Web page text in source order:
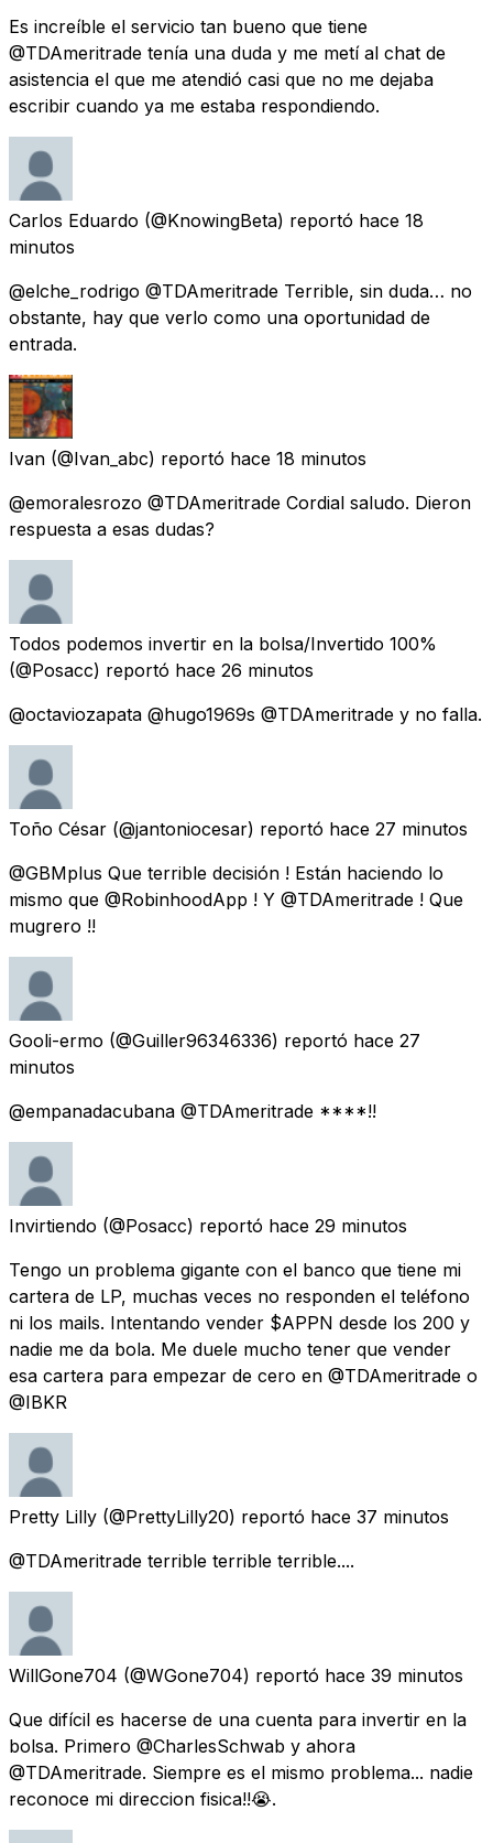
Es increíble el servicio tan bueno que tiene
@TDAmeritrade tenía una duda y me metí al chat de
asistencia el que me atendió casi que no me dejaba
escribir cuando ya me estaba respondiendo.
Carlos Eduardo (@KnowingBeta) reportó hace 18
minutos
@elche_rodrigo @TDAmeritrade Terrible, sin duda… no
obstante, hay que verlo como una oportunidad de
entrada.
Ivan (@Ivan_abc) reportó hace 18 minutos
@emoralesrozo @TDAmeritrade Cordial saludo. Dieron
respuesta a esas dudas?
Todos podemos invertir en la bolsa/Invertido 100%
(@Posacc) reportó hace 26 minutos
@octaviozapata @hugo1969s @TDAmeritrade y no falla.
Toño César (@jantoniocesar) reportó hace 27 minutos
@GBMplus Que terrible decisión ! Están haciendo lo
mismo que @RobinhoodApp ! Y @TDAmeritrade ! Que
mugrero !!
Gooli-ermo (@Guiller96346336) reportó hace 27
minutos
@empanadacubana @TDAmeritrade ****!!
Invirtiendo (@Posacc) reportó hace 29 minutos
Tengo un problema gigante con el banco que tiene mi
cartera de LP, muchas veces no responden el teléfono
ni los mails. Intentando vender $APPN desde los 200 y
nadie me da bola. Me duele mucho tener que vender
esa cartera para empezar de cero en @TDAmeritrade o
@IBKR
Pretty Lilly (@PrettyLilly20) reportó hace 37 minutos
@TDAmeritrade terrible terrible terrible....
WillGone704 (@WGone704) reportó hace 39 minutos
Que difícil es hacerse de una cuenta para invertir en la
bolsa. Primero @CharlesSchwab y ahora
@TDAmeritrade. Siempre es el mismo problema... nadie
reconoce mi direccion fisica!!😭.